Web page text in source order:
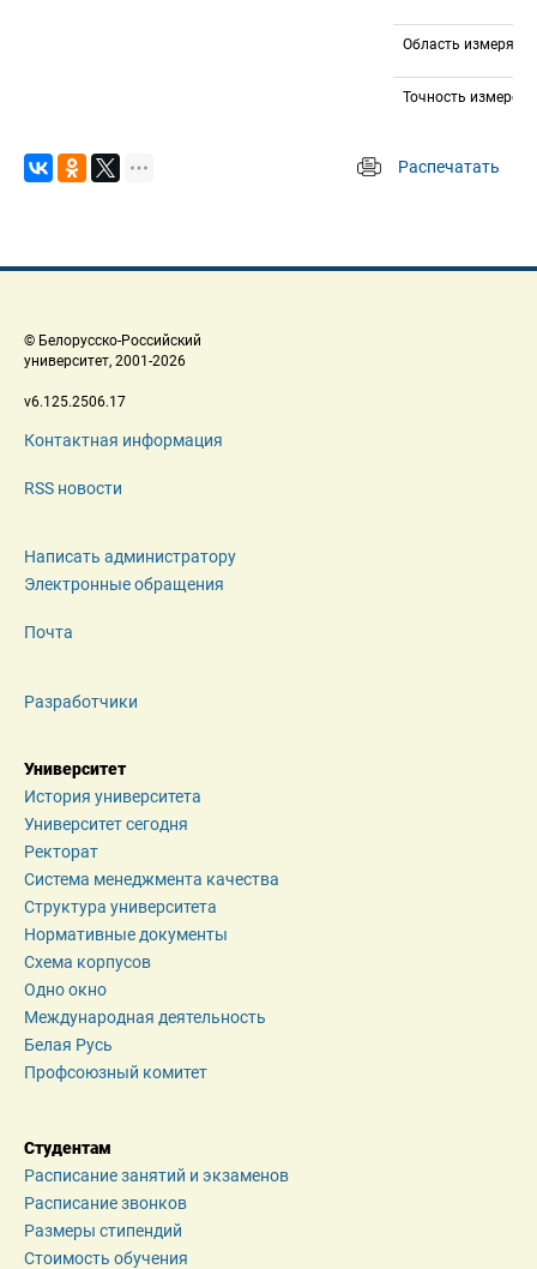
Область
Точность
Распечатать
© Белорусско-Российский
университет, 2001-2026
v6.125.2506.17
Контактная информация
RSS новости
Написать администратору
Электронные обращения
Почта
Разработчики
Университет
История университета
Университет сегодня
Ректорат
Система менеджмента качества
Структура университета
Нормативные документы
Схема корпусов
Одно окно
Международная деятельность
Белая Русь
Профсоюзный комитет
Студентам
Расписание занятий и экзаменов
Расписание звонков
Размеры стипендий
Стоимость обучения